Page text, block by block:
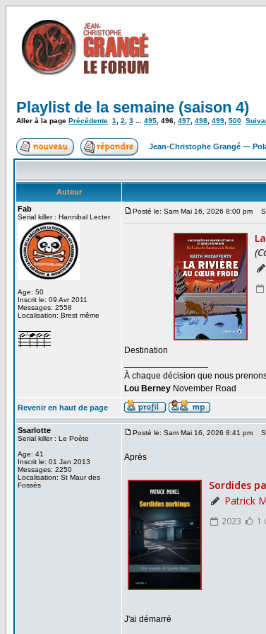
Playlist de la semaine (saison 4)
Aller à la page Précédente 1 2 3 495 496 497 498 499 500
Jean-Christophe Grangé —
Auteur
Fab
Serial killer : Hannibal Lecter
Age: 50
Inscrit le: 09 Avr 2011
Messages: 2558
Localisation: Brest même
Posté le: Sam Mai 16, 2026 8:00 pm
Destination
À chaque décision que nous
Lou Berney November Road
Revenir en haut de page
Ssarlotte
Serial killer : Le Poète
Age: 41
Inscrit le: 01 Jan 2013
Messages: 2250
Localisation: St Maur des
Fossés
Posté le: Sam Mai 16, 2026 8:41 pm
Après
J'ai démarré